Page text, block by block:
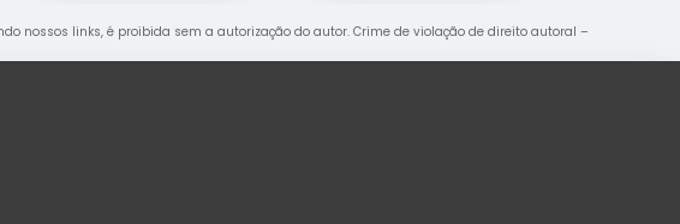
nossos links, é proibida sem a autorização do autor. Crime de violação de direito autoral –